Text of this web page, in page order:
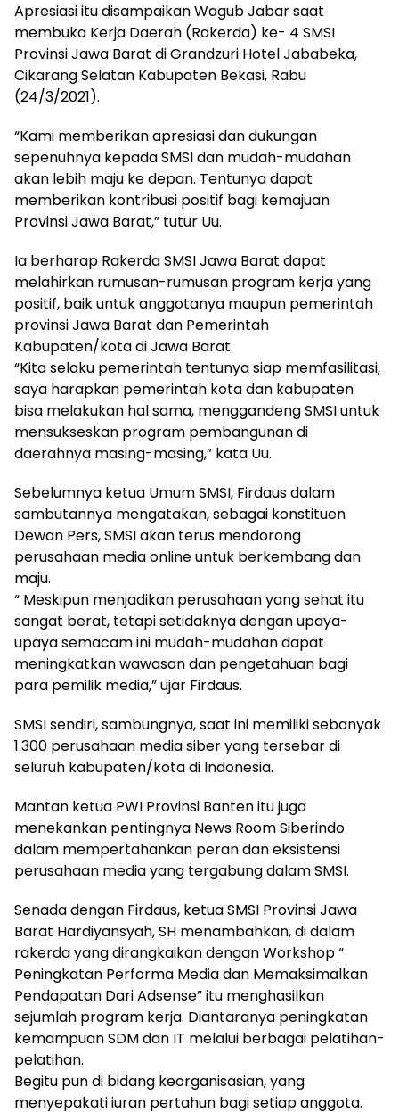
Apresiasi itu disampaikan Wagub Jabar saat
membuka Kerja Daerah (Rakerda) ke- 4 SMSI
Provinsi Jawa Barat di Grandzuri Hotel Jababeka,
Cikarang Selatan Kabupaten Bekasi, Rabu
(24/3/2021).
“Kami memberikan apresiasi dan dukungan
sepenuhnya kepada SMSI dan mudah-mudahan
akan lebih maju ke depan. Tentunya dapat
memberikan kontribusi positif bagi kemajuan
Provinsi Jawa Barat,” tutur Uu.
Ia berharap Rakerda SMSI Jawa Barat dapat
melahirkan rumusan-rumusan program kerja yang
positif, baik untuk anggotanya maupun pemerintah
provinsi Jawa Barat dan Pemerintah
Kabupaten/kota di Jawa Barat.
“Kita selaku pemerintah tentunya siap memfasilitasi,
saya harapkan pemerintah kota dan kabupaten
bisa melakukan hal sama, menggandeng SMSI untuk
mensukseskan program pembangunan di
daerahnya masing-masing,” kata Uu.
Sebelumnya ketua Umum SMSI, Firdaus dalam
sambutannya mengatakan, sebagai konstituen
Dewan Pers, SMSI akan terus mendorong
perusahaan media online untuk berkembang dan
maju.
“ Meskipun menjadikan perusahaan yang sehat itu
sangat berat, tetapi setidaknya dengan upaya-
upaya semacam ini mudah-mudahan dapat
meningkatkan wawasan dan pengetahuan bagi
para pemilik media,” ujar Firdaus.
SMSI sendiri, sambungnya, saat ini memiliki sebanyak
1.300 perusahaan media siber yang tersebar di
seluruh kabupaten/kota di Indonesia.
Mantan ketua PWI Provinsi Banten itu juga
menekankan pentingnya News Room Siberindo
dalam mempertahankan peran dan eksistensi
perusahaan media yang tergabung dalam SMSI.
Senada dengan Firdaus, ketua SMSI Provinsi Jawa
Barat Hardiyansyah, SH menambahkan, di dalam
rakerda yang dirangkaikan dengan Workshop “
Peningkatan Performa Media dan Memaksimalkan
Pendapatan Dari Adsense” itu menghasilkan
sejumlah program kerja. Diantaranya peningkatan
kemampuan SDM dan IT melalui berbagai pelatihan-
pelatihan.
Begitu pun di bidang keorganisasian, yang
menyepakati iuran pertahun bagi setiap anggota.